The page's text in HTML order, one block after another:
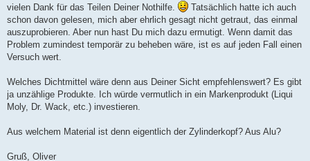
a
vielen Dank für das Teilen Deiner Nothilfe.
Tatsächlich hatte ich auch
schon davon gelesen, mich aber ehrlich gesagt nicht getraut, das einmal
auszuprobieren. Aber nun hast Du mich dazu ermutigt. Wenn damit das
Problem zumindest temporär zu beheben wäre, ist es auf jeden Fall einen
Versuch wert.
Welches Dichtmittel wäre denn aus Deiner Sicht empfehlenswert? Es gibt
ja unzählige Produkte. Ich würde vermutlich in ein Markenprodukt (Liqui
Moly, Dr. Wack, etc.) investieren.
Aus welchem Material ist denn eigentlich der Zylinderkopf? Aus Alu?
Gruß, Oliver